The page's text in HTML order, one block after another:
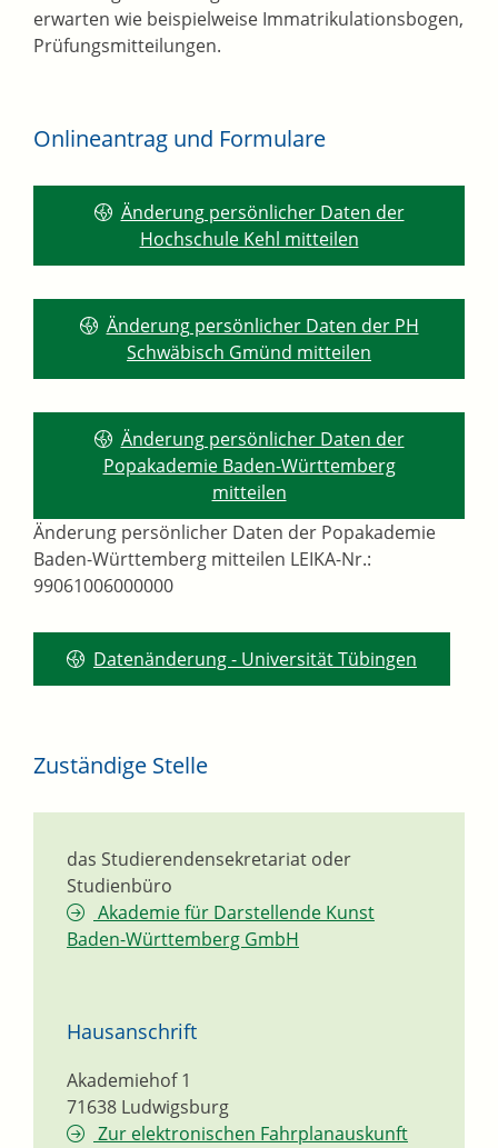
erwarten wie beispielweise Immatrikulationsbogen,
Prüfungsmitteilungen.
Onlineantrag und Formulare
Änderung persönlicher Daten der
Hochschule Kehl mitteilen
Änderung persönlicher Daten der PH
Schwäbisch Gmünd mitteilen
Änderung persönlicher Daten der
Popakademie Baden-Württemberg
mitteilen
Änderung persönlicher Daten der Popakademie
Baden-Württemberg mitteilen LEIKA-Nr.:
99061006000000
Datenänderung - Universität Tübingen
Zuständige Stelle
das Studierendensekretariat oder
Studienbüro
Akademie für Darstellende Kunst
Baden-Württemberg GmbH
Hausanschrift
Akademiehof 1
71638 Ludwigsburg
Zur elektronischen Fahrplanauskunft